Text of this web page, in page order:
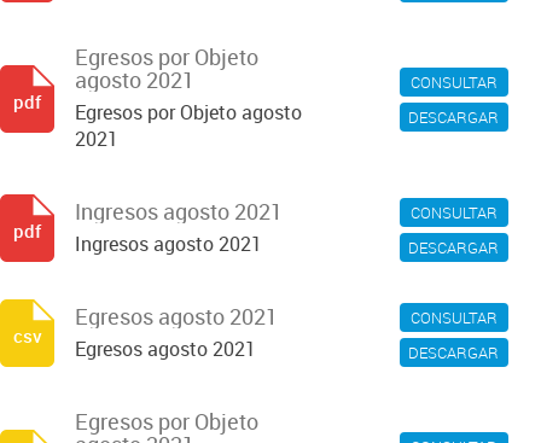
CONSULTAR
DESCARGAR
Egresos por Objeto
agosto 2021
Egresos por Objeto agosto
2021
pdf
CONSULTAR
DESCARGAR
Ingresos agosto 2021
Ingresos agosto 2021
pdf
CONSULTAR
DESCARGAR
Egresos agosto 2021
Egresos agosto 2021
csv
Egresos por Objeto